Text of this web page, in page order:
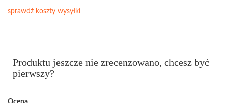
sprawdź koszty wysyłki
Produktu jeszcze nie zrecenzowano, chcesz być
pierwszy?